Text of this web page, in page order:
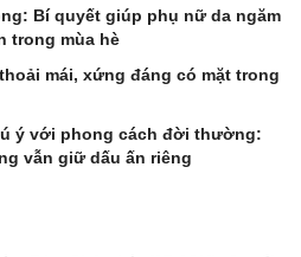
Bí quyết giúp phụ nữ da ngăm
trong mùa hè
mái, xứng đáng có mặt trong
ý với phong cách đời thường:
vẫn giữ dấu ấn riêng